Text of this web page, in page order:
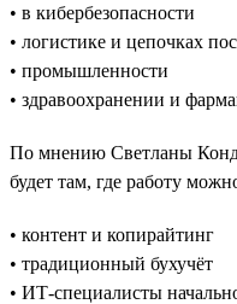
• в кибербезопасности
• логистике и цепочках
• промышленности
• здравоохранении и
По мнению Светланы
будет там, где работу
• контент и копирайтинг
• традиционный бухучёт
• ИТ-специалисты